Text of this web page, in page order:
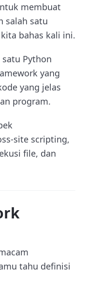
membuat
salah satu
bahas kali ini.
Python
yang
yang jelas
program.
site scripting,
file, dan
tahu definisi